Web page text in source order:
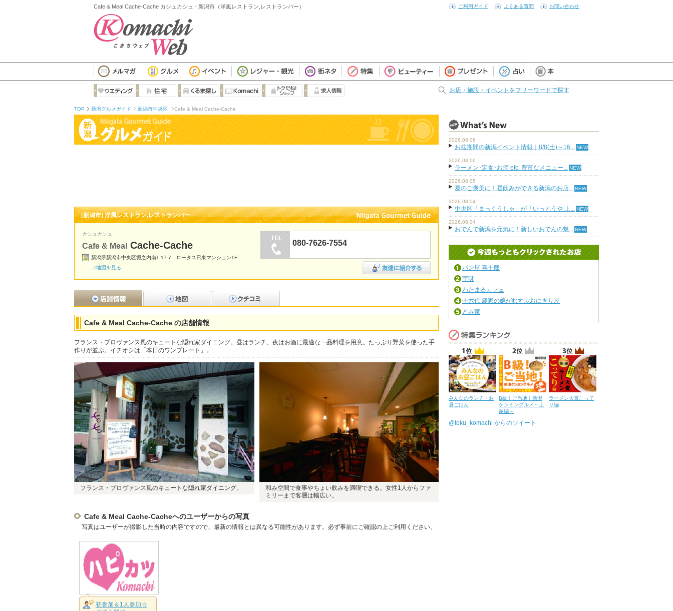
Cafe & Meal Cache-Cache カシュカシュ - 新潟市（洋風レストラン,レストランバー） ご利用ガイド よくある質問 お問い合わせ
お店・施設・イベントをフリーワードで探す
TOP 新潟グルメガイド 新潟市中央区 Cafe & Meal Cache-Cache
[新潟市] 洋風レストラン,レストランバー
カシュカシュ
Cafe & Meal Cache-Cache
新潟県新潟市中央区堀之内南1-17-7 ロータス日東マンション1F
⇒地図を見る
080-7626-7554
Cafe & Meal Cache-Cache の店舗情報
フランス・プロヴァンス風のキュートな隠れ家ダイニング。昼はランチ、夜はお酒に最適な一品料理を用意。たっぷり野菜を使った手
作りが並ぶ。イチオシは「本日のワンプレート」。
フランス・プロヴァンス風のキュートな隠れ家ダイニング。
和み空間で食事やちょい飲みを満喫できる。女性1人からファ
ミリーまで客層は幅広い。
Cafe & Meal Cache-Cacheへのユーザーからの写真
写真はユーザーが撮影した当時の内容ですので、最新の情報とは異なる可能性があります。必ず事前にご確認の上ご利用ください。
初参加＆1人参加☆
2026.08.06
お盆期間の新潟イベント情報｜8/8(土)～16...
2026.08.06
ラーメン･定食･お酒 etc. 豊富なメニュー...
2026.08.05
夏のご褒美に！昼飲みができる新潟のお店...
2026.08.04
中央区「まっくうしゃ」が「いっとうや 上...
2026.08.04
おでんで新潟を元気に！新しいおでんの魅...
パン屋 喜十郎
宇呀
わたまるカフェ
十六代 農家の嫁がむすぶおにぎり屋
とみ家
みんなのランチ・お
昼ごはん
B級！ご当地！新潟
ケンミングルメ～上
越編～
ラーメン大賞こって
り編
@toku_komachi からのツイート